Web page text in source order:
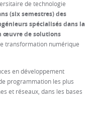
de technologie
(six semestres) des
spécialisés dans la
œuvre de solutions
transformation numérique
en développement
programmation les plus
et réseaux, dans les bases